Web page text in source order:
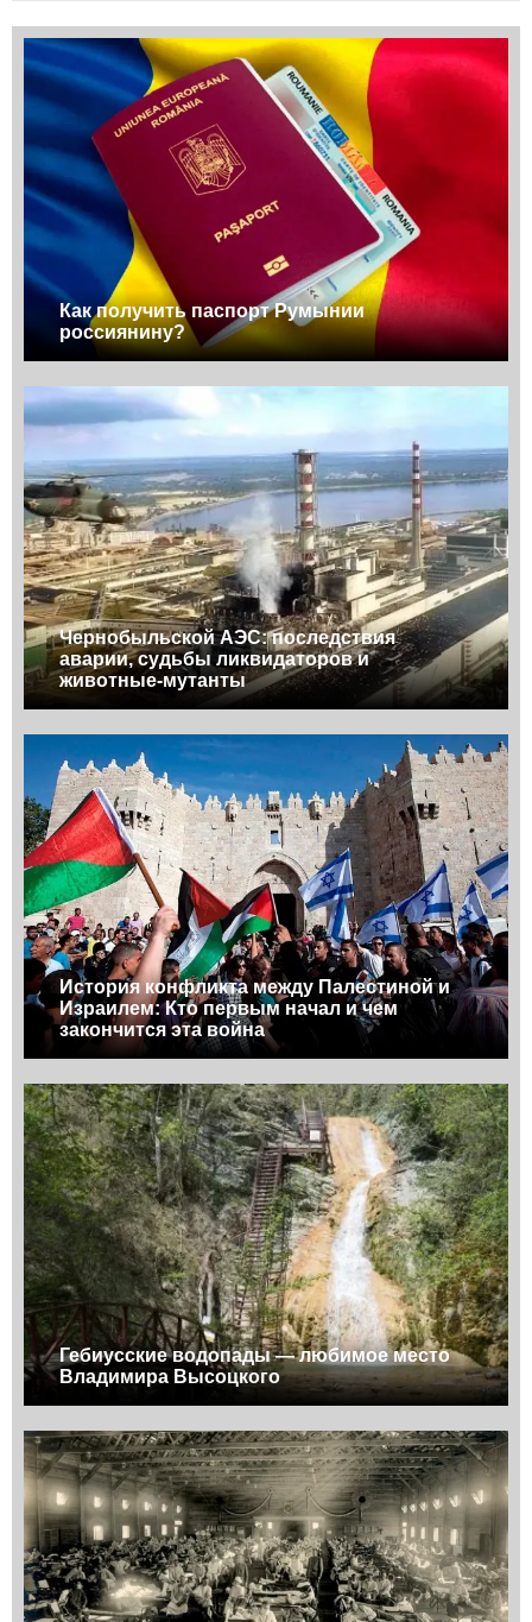
Как получить паспорт Румынии
россиянину?
Чернобыльской АЭС: последствия
аварии, судьбы ликвидаторов и
животные-мутанты
История конфликта между Палестиной и
Израилем: Кто первым начал и чем
закончится эта война
Гебиусские водопады — любимое место
Владимира Высоцкого